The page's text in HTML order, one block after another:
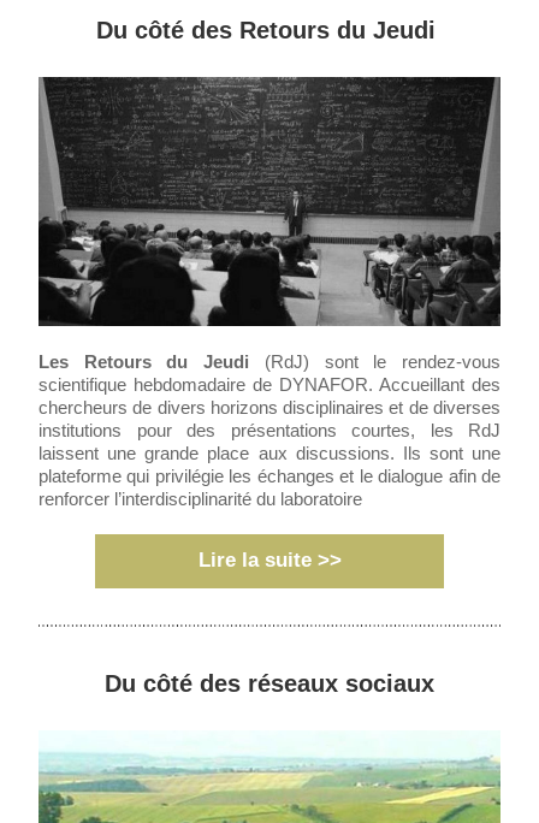
Du côté des Retours du Jeudi
Les Retours du Jeudi (RdJ) sont le rendez-vous
scientifique hebdomadaire de DYNAFOR. Accueillant des
chercheurs de divers horizons disciplinaires et de diverses
institutions pour des présentations courtes, les RdJ
laissent une grande place aux discussions. Ils sont une
plateforme qui privilégie les échanges et le dialogue afin de
renforcer l’interdisciplinarité du laboratoire
Lire la suite >>
Du côté des réseaux sociaux